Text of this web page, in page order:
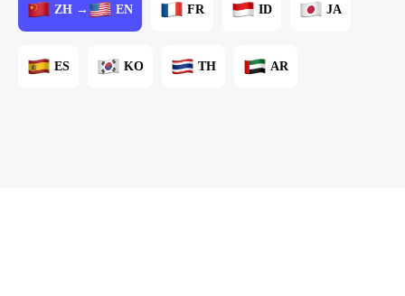
ZH → EN FR ID JA
ES KO TH AR